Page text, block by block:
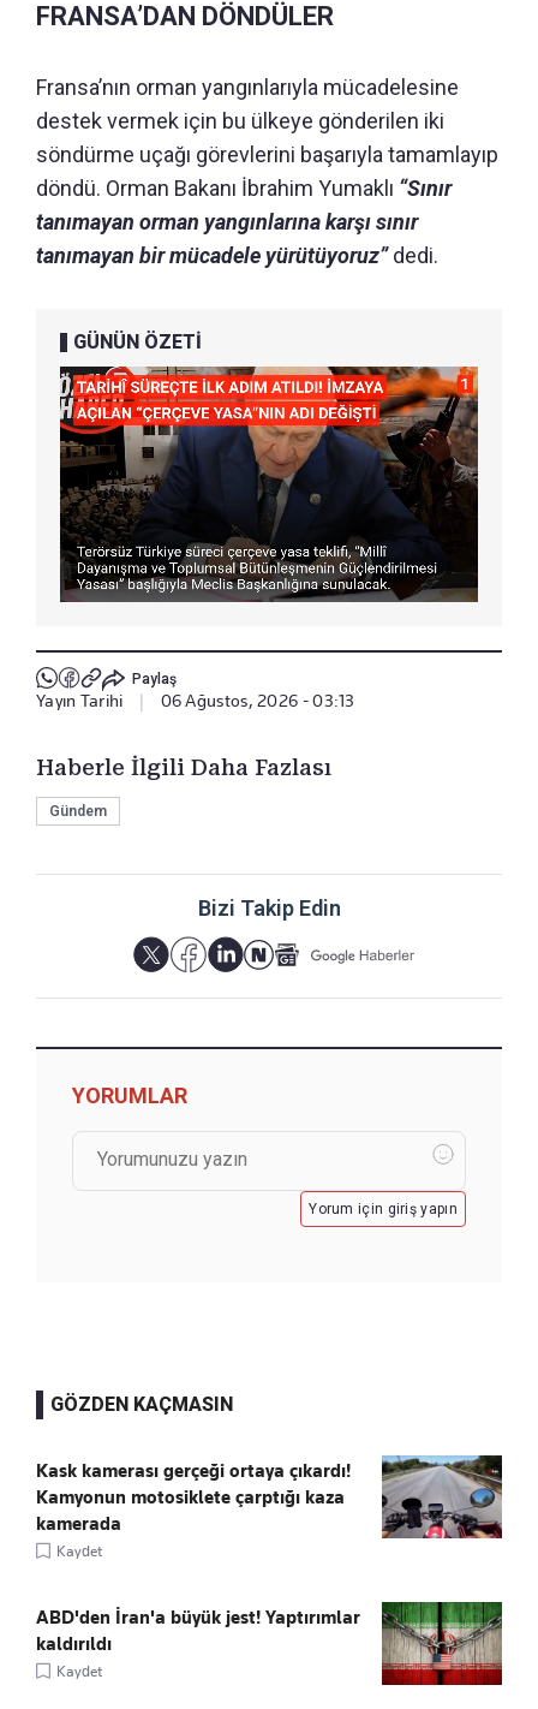
FRANSA’DAN DÖNDÜLER
Fransa’nın orman yangınlarıyla mücadelesine
destek vermek için bu ülkeye gönderilen iki
söndürme uçağı görevlerini başarıyla tamamlayıp
döndü. Orman Bakanı İbrahim Yumaklı “Sınır
tanımayan orman yangınlarına karşı sınır
tanımayan bir mücadele yürütüyoruz”dedi.
GÜNÜN ÖZETİ
Paylaş
Yayın Tarihi 06 Ağustos, 2026 - 03:13
Haberle İlgili Daha Fazlası
Gündem
Bizi Takip Edin
YORUMLAR
Yorum için giriş yapın
GÖZDEN KAÇMASIN
Kask kamerası gerçeği ortaya çıkardı!
Kamyonun motosiklete çarptığı kaza
kamerada
Kaydet
ABD'den İran'a büyük jest! Yaptırımlar
kaldırıldı
Kaydet